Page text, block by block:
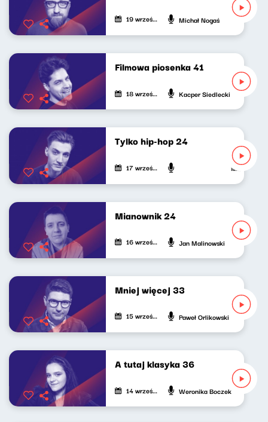
19 września 2023 Michał Nogaś
Filmowa piosenka 41
18 września 2023 Kacper Siedlecki
Tylko hip-hop 24
17 września 2023 Mateusz
Mianownik 24
16 września 2023 Jan Malinowski
Mniej więcej 33
15 września 2023 Paweł Orlikowski
A tutaj klasyka 36
14 września 2023 Weronika Boczek